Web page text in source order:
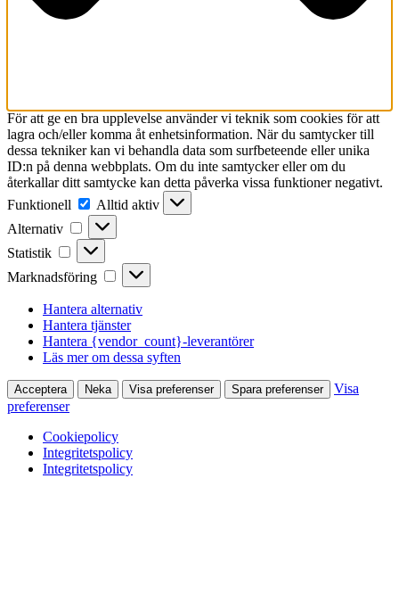
För att ge en bra upplevelse använder vi teknik som cookies för att
lagra och/eller komma åt enhetsinformation. När du samtycker till
dessa tekniker kan vi behandla data som surfbeteende eller unika
ID:n på denna webbplats. Om du inte samtycker eller om du
återkallar ditt samtycke kan detta påverka vissa funktioner negativt.
Funktionell
Funktionell
Alltid aktiv
Alternativ
Alternativ
Statistik Statistik
Marknadsföring Marknadsföring
Hantera alternativ
Hantera tjänster
Hantera {vendor_count}-leverantörer
Läs mer om dessa syften
Acceptera Neka Visa preferenser Spara preferenser
Visa
preferenser
Cookiepolicy
Integritetspolicy
Integritetspolicy